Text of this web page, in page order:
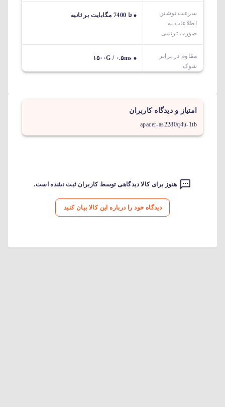
سرعت نوشتن
اطلاعات به
صورت ترتیبی
تا 7400 مگابایت بر ثانیه
مقاوم در برابر
شوک
۱۵۰۰G / ۰.۵ms
امتیاز و دیدگاه کاربران
apacer-as2280q4u-1tb
هنوز برای کالا دیدگاهی توسط کاربران ثبت نشده است.
دیدگاه خود را درباره این کالا بیان کنید